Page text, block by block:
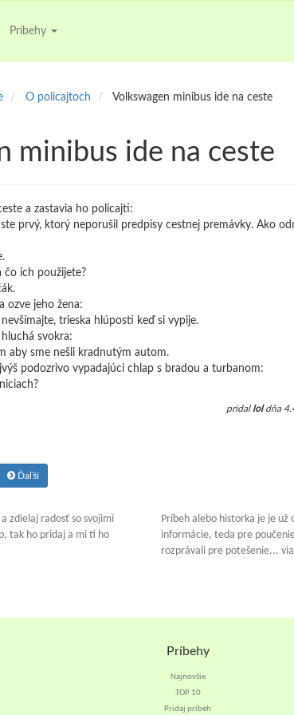
Príbehy
O policajtoch Volkswagen minibus ide na ceste
minibus ide na ceste
a zastavia ho policajti:
prvý, ktorý neporušil predpisy cestnej premávky. Ako
čo ich použijete?
ozve jeho žena:
trieska hlúposti keď si vypije.
svokra:
aby sme nešli kradnutým autom.
podozrivo vypadajúci chlap s bradou a turbanom:
pridal loldňa
Ďaľší
zdielaj radosť so svojimi
tak ho pridaj a mi ti ho
Príbeh alebo historka je je už
informácie, teda pre
rozprávali pre potešenie...
Príbehy
Najnovšie
TOP 10
Pridaj príbeh